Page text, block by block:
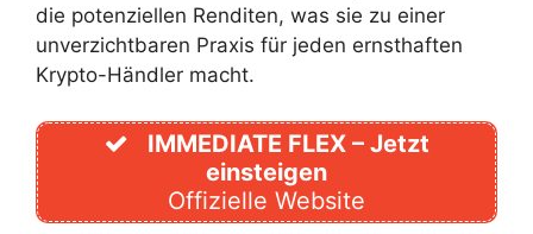
die potenziellen Renditen, was sie zu einer
unverzichtbaren Praxis für jeden ernsthaften
Krypto-Händler macht.
IMMEDIATE FLEX – Jetzt
einsteigen
Offizielle Website